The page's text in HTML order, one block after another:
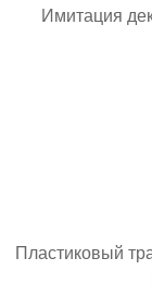
Имитация
Пластиковый